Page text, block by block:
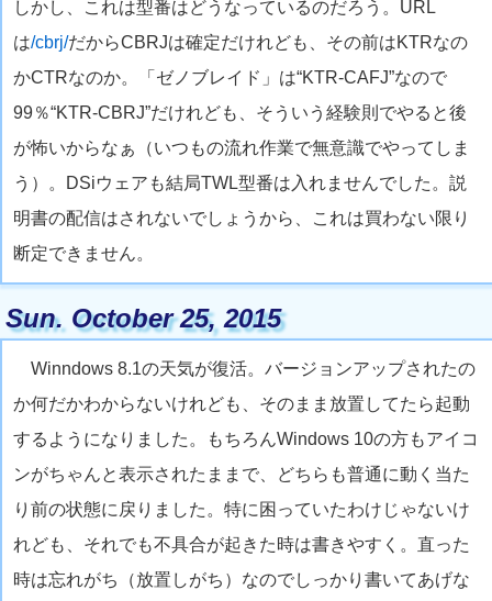
しかし、これは型番はどうなっているのだろう。URL
は/cbrj/だからCBRJは確定だけれども、その前はKTRなの
かCTRなのか。「ゼノブレイド」は“KTR-CAFJ”なので
99％“KTR-CBRJ”だけれども、そういう経験則でやると後
が怖いからなぁ（いつもの流れ作業で無意識でやってしま
う）。DSiウェアも結局TWL型番は入れませんでした。説
明書の配信はされないでしょうから、これは買わない限り
断定できません。
Sun. October 25, 2015
Winndows 8.1の天気が復活。バージョンアップされたの
か何だかわからないけれども、そのまま放置してたら起動
するようになりました。もちろんWindows 10の方もアイコ
ンがちゃんと表示されたままで、どちらも普通に動く当た
り前の状態に戻りました。特に困っていたわけじゃないけ
れども、それでも不具合が起きた時は書きやすく。直った
時は忘れがち（放置しがち）なのでしっかり書いてあげな